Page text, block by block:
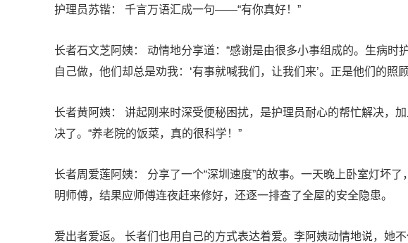
护理员苏锴： 千言万语汇成一句——“有你真好！”
长者石文芝阿姨： 动情地分享道：“感谢是由很多小事组成的。生病时
自己做，他们却总是劝我：‘有事就喊我们，让我们来’。正是他们的照
长者黄阿姨： 讲起刚来时深受便秘困扰，是护理员耐心的帮忙解决，
决了。“养老院的饭菜，真的很科学！”
长者周爱莲阿姨： 分享了一个“深圳速度”的故事。一天晚上卧室灯坏
明师傅，结果应师傅连夜赶来修好，还逐一排查了全屋的安全隐患。
爱出者爱返。 长者们也用自己的方式表达着爱。李阿姨动情地说，她